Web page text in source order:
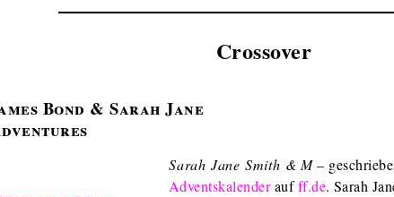
Crossover
Bond & Sarah Jane
Sarah Jane Smith & M–
Adventskalenderaufff.de. Sarah